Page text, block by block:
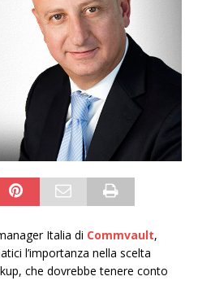
Italia di Commvault,
l’importanza nella scelta
che dovrebbe tenere conto